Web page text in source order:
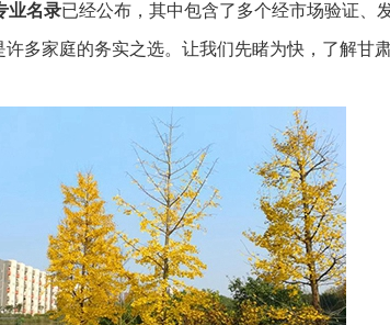
业名录已经公布，其中包含了多个经市场验证、
多家庭的务实之选。让我们先睹为快，了解甘